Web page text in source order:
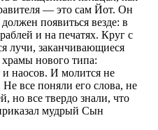
— это сам Йот. Он
появиться везде: в
и на печатях. Круг с
лучи, заканчивающиеся
нового типа:
наосов. И молится не
все поняли его слова, не
но все твердо знали, что
мудрый Сын